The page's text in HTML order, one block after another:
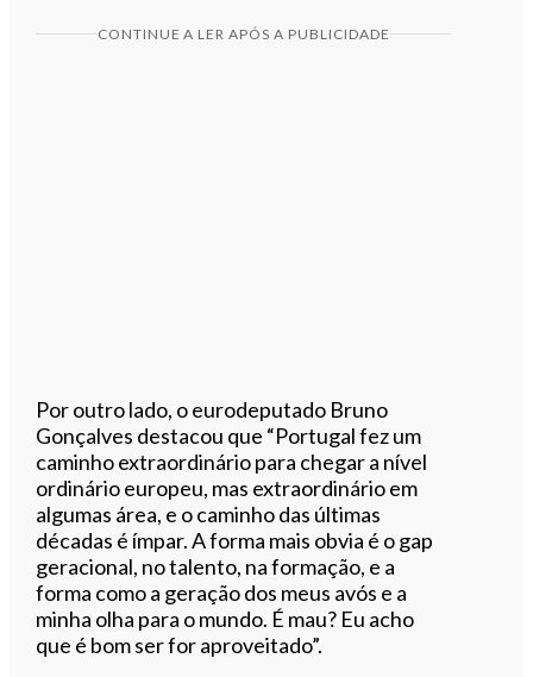
CONTINUE A LER APÓS A PUBLICIDADE
Por outro lado, o eurodeputado Bruno
Gonçalves destacou que “Portugal fez um
caminho extraordinário para chegar a nível
ordinário europeu, mas extraordinário em
algumas área, e o caminho das últimas
décadas é ímpar. A forma mais obvia é o gap
geracional, no talento, na formação, e a
forma como a geração dos meus avós e a
minha olha para o mundo. É mau? Eu acho
que é bom ser for aproveitado”.